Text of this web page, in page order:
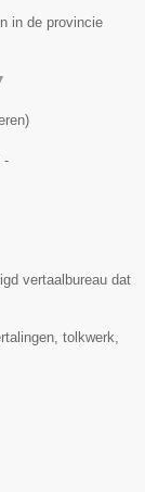
in de provincie
)
-
vertaalbureau dat
tolkwerk,